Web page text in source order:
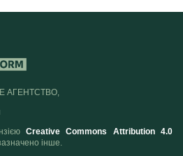
АГЕНТСТВО,
Creative Commons Attribution 4.0
інше.